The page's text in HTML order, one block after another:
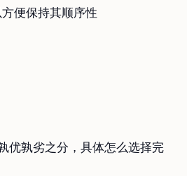
便保持其顺序性
优孰劣之分，具体怎么选择完